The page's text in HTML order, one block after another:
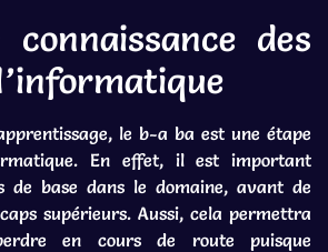
connaissance des
le b-a ba est une étape
En effet, il est important
de base dans le domaine, avant de
supérieurs. Aussi, cela permettra
en cours de route puisque